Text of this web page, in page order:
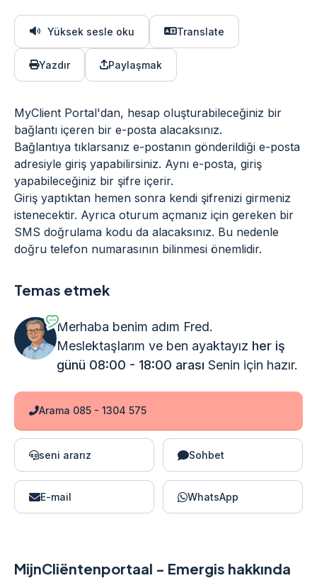
Yüksek sesle oku Translate
Yazdır Paylaşmak
MyClient Portal'dan, hesap oluşturabileceğiniz bir
bağlantı içeren bir e-posta alacaksınız.
Bağlantıya tıklarsanız e-postanın gönderildiği e-posta
adresiyle giriş yapabilirsiniz. Aynı e-posta, giriş
yapabileceğiniz bir şifre içerir.
Giriş yaptıktan hemen sonra kendi şifrenizi girmeniz
istenecektir. Ayrıca oturum açmanız için gereken bir
SMS doğrulama kodu da alacaksınız. Bu nedenle
doğru telefon numarasının bilinmesi önemlidir.
Temas etmek
Merhaba benim adım Fred.
Meslektaşlarım ve ben ayaktayız her iş
günü 08:00 - 18:00 arası Senin için hazır.
Arama 085 - 1304 575
seni ararız Sohbet
E-mail WhatsApp
MijnCliëntenportaal - Emergis hakkında